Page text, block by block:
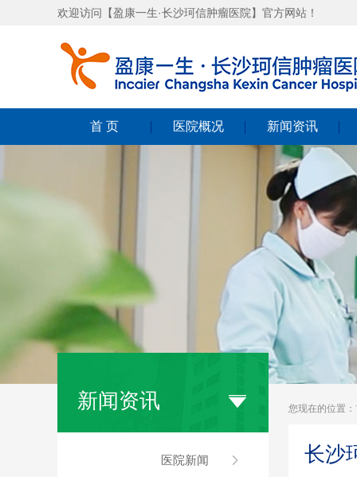
欢迎访问【盈康一生·长沙珂信肿瘤医院】官方网站！
首 页 医院概况 新闻资讯
新闻资讯
医院新闻
您现在的位置：
长沙